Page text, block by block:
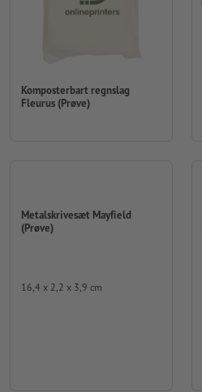
Komposterbart regnslag
Fleurus (Prøve)
Metalskrivesæt Mayfield
(Prøve)
16,4 x 2,2 x 3,9 cm